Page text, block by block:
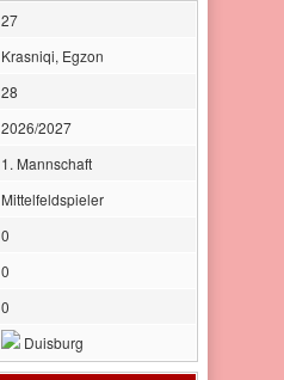
27
Krasniqi, Egzon
28
2026/2027
1. Mannschaft
Mittelfeldspieler
0
0
0
Duisburg